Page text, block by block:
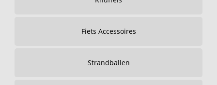
Fiets Accessoires
Strandballen